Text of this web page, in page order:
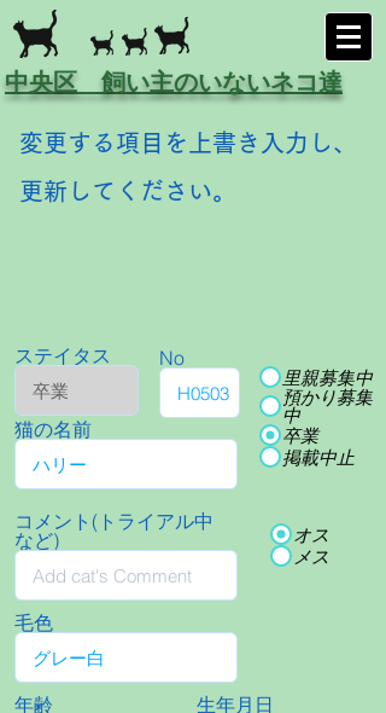
中央区 飼い主のいないネコ達
変更する項目を上書き入力し、
更新してください。
ステイタス No
猫の名前
里親募集中
預かり募集
中
卒業
掲載中止
コメント(トライアル中
など)
オス
メス
毛色
年齢 生年月日